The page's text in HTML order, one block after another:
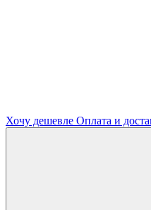
Хочу дешевле Оплата и